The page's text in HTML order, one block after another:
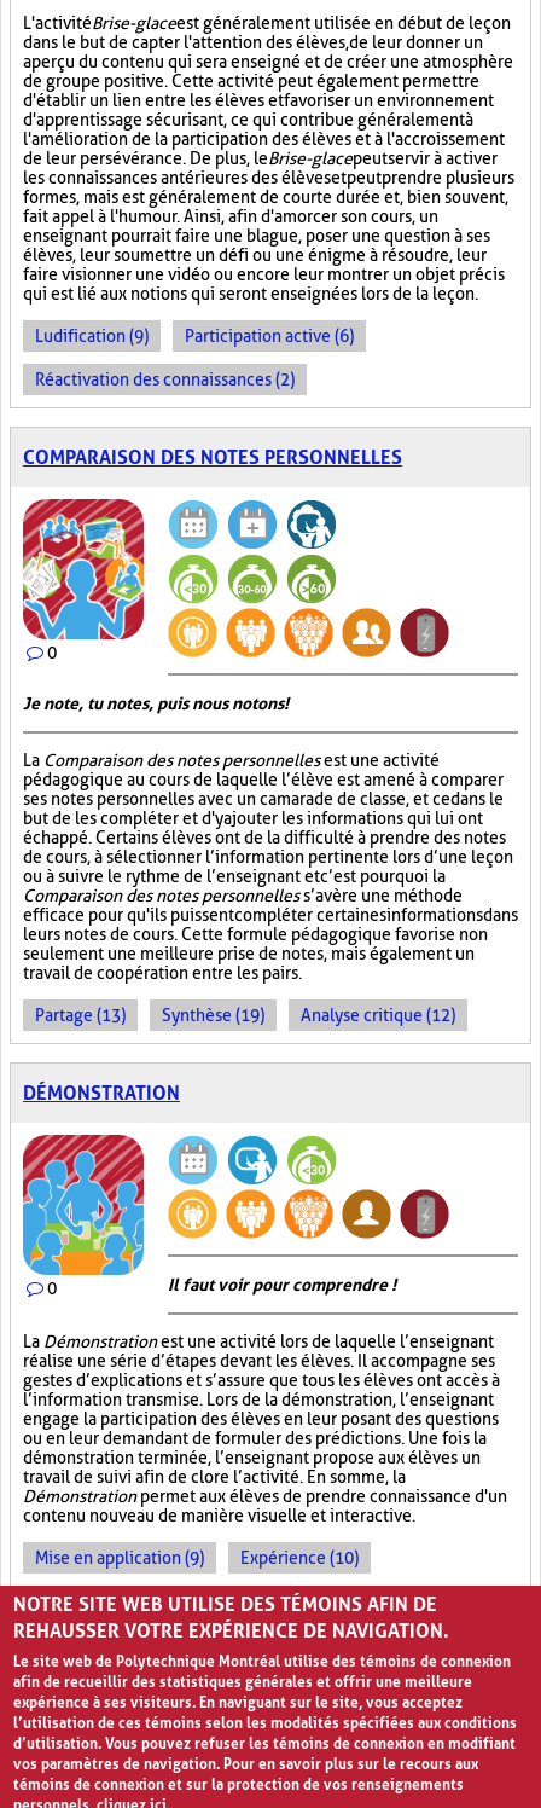
L'activitéBrise-glaceest généralement utilisée en début de leçon
dans le but de capter l'attention des élèves, de leur donner un
aperçu du contenu qui sera enseigné et de créer une atmosphère
de groupe positive. Cette activité peut également permettre
d'établir un lien entre les élèves et favoriser un environnement
d'apprentissage sécurisant, ce qui contribue généralement à
l'amélioration de la participation des élèves et à l'accroissement
de leur persévérance. De plus, leBrise-glacepeut servir à activer
les connaissances antérieures des élèves et peut prendre plusieurs
formes, mais est généralement de courte durée et, bien souvent,
fait appel à l'humour. Ainsi, afin d'amorcer son cours, un
enseignant pourrait faire une blague, poser une question à ses
élèves, leur soumettre un défi ou une énigme à résoudre, leur
faire visionner une vidéo ou encore leur montrer un objet précis
qui est lié aux notions qui seront enseignées lors de la leçon.
Ludification (9) Participation active (6)
Réactivation des connaissances (2)
COMPARAISON DES NOTES PERSONNELLES
0
Je note, tu notes, puis nous notons!
La Comparaison des notes personnellesest une activité
pédagogique au cours de laquelle l’élève est amené à comparer
ses notes personnelles avec un camarade de classe, et ce dans le
but de les compléter et d'y ajouter les informations qui lui ont
échappé. Certains élèves ont de la difficulté à prendre des notes
de cours, à sélectionner l’information pertinente lors d’une leçon
ou à suivre le rythme de l’enseignant et c’est pourquoi la
Comparaison des notes personnelless’avère une méthode
efficace pour qu'ils puissent compléter certaines informations dans
leurs notes de cours. Cette formule pédagogique favorise non
seulement une meilleure prise de notes, mais également un
travail de coopération entre les pairs.
Partage (13) Synthèse (19) Analyse critique (12)
DÉMONSTRATION
0 Il faut voir pour comprendre !
La Démonstrationest une activité lors de laquelle l’enseignant
réalise une série d’étapes devant les élèves. Il accompagne ses
gestes d’explications et s’assure que tous les élèves ont accès à
l’information transmise. Lors de la démonstration, l’enseignant
engage la participation des élèves en leur posant des questions
ou en leur demandant de formuler des prédictions. Une fois la
démonstration terminée, l’enseignant propose aux élèves un
travail de suivi afin de clore l’activité. En somme, la
Démonstrationpermet aux élèves de prendre connaissance d'un
contenu nouveau de manière visuelle et interactive.
Mise en application (9) Expérience (10)
Observations (4)
NOTRE SITE WEB UTILISE DES TÉMOINS AFIN DE
REHAUSSER VOTRE EXPÉRIENCE DE NAVIGATION.
Le site web de Polytechnique Montréal utilise des témoins de connexion
afin de recueillir des statistiques générales et offrir une meilleure
expérience à ses visiteurs. En naviguant sur le site, vous acceptez
l’utilisation de ces témoins selon les modalités spécifiées aux conditions
d’utilisation. Vous pouvez refuser les témoins de connexion en modifiant
vos paramètres de navigation. Pour en savoir plus sur le recours aux
témoins de connexion et sur la protection de vos renseignements